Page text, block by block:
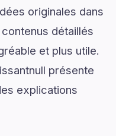
originales dans
détaillés
et plus utile.
présente
explications